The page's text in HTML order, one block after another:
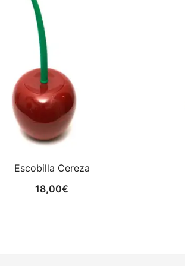
Escobilla Cereza
18,00€